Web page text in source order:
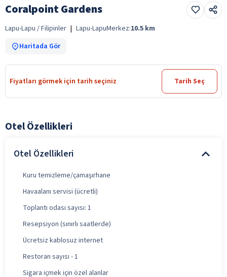
Coralpoint Gardens
Lapu-Lapu / Filipinler | Lapu-LapuMerkez:10.5 km
Haritada Gör
Fiyatları görmek için tarih seçiniz Tarih Seç
Otel Özellikleri
Otel Özellikleri
Kuru temizleme/çamaşırhane
Havaalanı servisi (ücretli)
Toplantı odası sayısı: 1
Resepsiyon (sınırlı saatlerde)
Ücretsiz kablosuz internet
Restoran sayısı - 1
Sigara içmek için özel alanlar